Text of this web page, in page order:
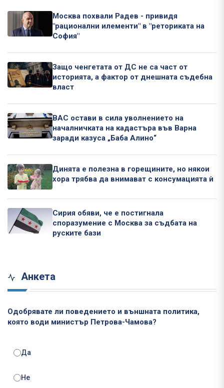
Москва похвали Радев - привидя
"рационални илементи" в "реториката на
София"
Защо ченгетата от ДС не са част от
историята, а фактор от днешната съдебна
власт
ВАС остави в сила уволнението на
началничката на кадастъра във Варна
заради казуса „Баба Алино“
Динята е полезна в горещините, но някои
хора трябва да внимават с консумацията ѝ
Сирия обяви, че е постигнала
споразумение с Москва за съдбата на
руските бази
Анкета
Одобрявате ли поведението и външната политика,
която води министър Петрова-Чамова?
Да
Не